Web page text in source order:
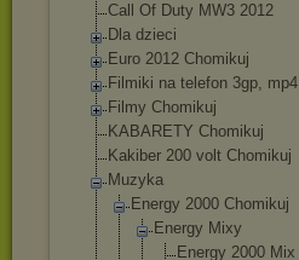
Call Of Duty MW3 2012
Dla dzieci
Euro 2012 Chomikuj
Filmiki na telefon 3gp, mp4
Filmy Chomikuj
KABARETY Chomikuj
Kakiber 200 volt Chomikuj
Muzyka
Energy 2000 Chomikuj
Energy Mixy
Energy 2000 Mix